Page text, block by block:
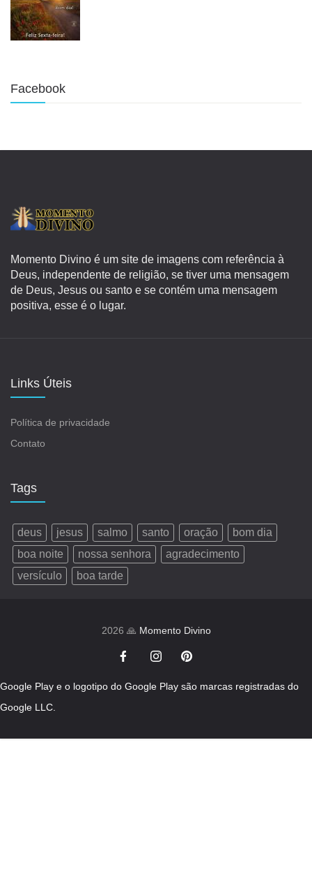
Facebook
Momento Divino é um site de imagens com referência à
Deus, independente de religião, se tiver uma mensagem
de Deus, Jesus ou santo e se contém uma mensagem
positiva, esse é o lugar.
Links Úteis
Política de privacidade
Contato
Tags
deus jesus salmo santo oração
bom dia
boa noite
nossa senhora
agradecimento
versículo
boa tarde
2026 🙏 Momento Divino
Google Play e o logotipo do Google Play são marcas registradas do
Google LLC.